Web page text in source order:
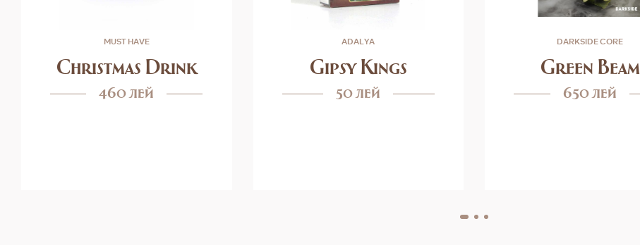
MUST HAVE
Christmas Drink
460 лей
ADALYA
Gipsy Kings
50 лей
DARKSIDE CORE
Green Beam
650 лей